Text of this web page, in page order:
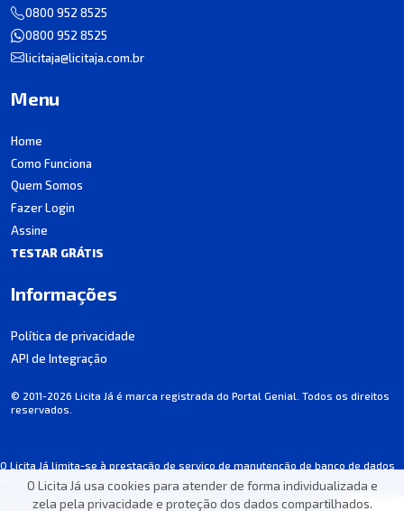
O Licita Já usa cookies para atender de forma individualizada e
zela pela privacidade e proteção dos dados compartilhados.
O Licita Já limita-se à prestação de serviço de manutenção de banco de dados
de licitações, não participando dos processos.
Algumas informações podem apresentar incorreções involuntárias. Consulte
0800 952 8525
0800 952 8525
licitaja@licitaja.com.br
Menu
Home
Como Funciona
Quem Somos
Fazer Login
Assine
TESTAR GRÁTIS
Informações
Política de privacidade
API de Integração
© 2011-2026 Licita Já é marca registrada do Portal Genial. Todos os direitos
reservados.